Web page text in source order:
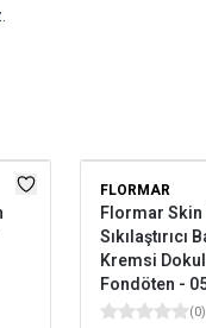
FLORMAR
Flormar
Sıkılaştırıcı
Kremsi
Fondöten -
(0)